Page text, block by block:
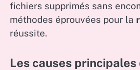
fichiers supprimés sans
méthodes éprouvées pour la
réussite.
Les causes